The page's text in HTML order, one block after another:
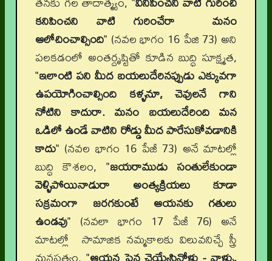
కనిపించని వాటి గురించేరా మనం
ఆలోచించాల్సింది" (నవల భాగం 16 పేజి 73) అని
పలకడంలో అంతర్దృష్టితో కూడిన బుద్ధి సూక్ష్మత,
"ఇలాంటి పని మీద బయలుదేరినప్పుడు ఎక్కువగా
ఉపయోగించాల్సింది కళ్ళనూ, చెవులనే గాని
నోటిని కాదురా. మనం బయలుదేరింది మన
ఒడిలో ఉండే వాటిని రోడ్డు మీద పారేసుకోవడానికి
కాదు" (నవల భాగం 16 పేజీ 73) అనే మాటల్లో
బుద్ధి కౌశలం, "జయరాముడు సంతులేకుండా
వెళ్ళిపోయినాడురా అంత్యక్రియలు కూడా
సక్రమంగా జరగకుంటే ఆయనకు గతులు
ఉండవు" (నవలా భాగం 17 పేజీ 76) అనే
మాటల్లో సామాజిక నమ్మకాలకు విలువనిచ్చే స్త్రీ